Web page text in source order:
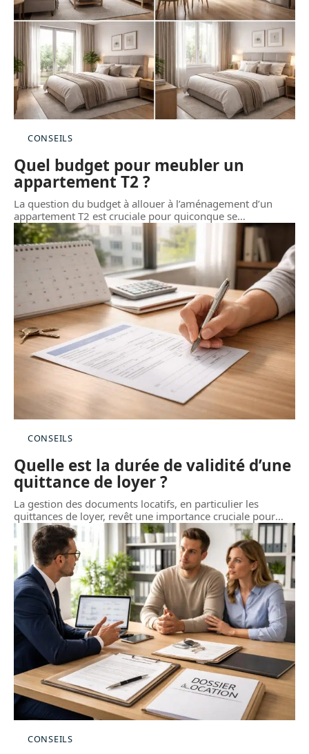
CONSEILS
Quel budget pour meubler un
appartement T2 ?
La question du budget à allouer à l’aménagement d’un
appartement T2 est cruciale pour quiconque se…
CONSEILS
Quelle est la durée de validité d’une
quittance de loyer ?
La gestion des documents locatifs, en particulier les
quittances de loyer, revêt une importance cruciale pour…
CONSEILS